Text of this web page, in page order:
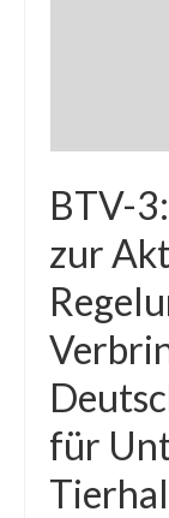
Links
Sponsoren
BTV-
zur
für